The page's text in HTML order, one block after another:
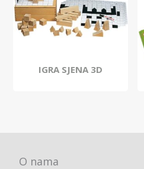
IGRA SJENA 3D
O nama